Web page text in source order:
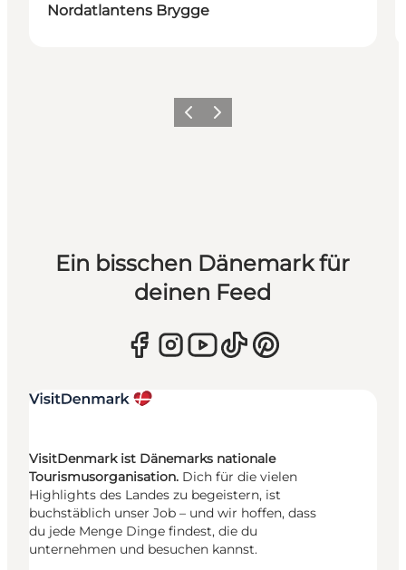
Nordatlantens Brygge
ZurückWeiter
Ein bisschen Dänemark für
deinen Feed
VisitDenmark ist Dänemarks nationale
Tourismusorganisation. Dich für die vielen
Highlights des Landes zu begeistern, ist
buchstäblich unser Job – und wir hoffen, dass
du jede Menge Dinge findest, die du
unternehmen und besuchen kannst.